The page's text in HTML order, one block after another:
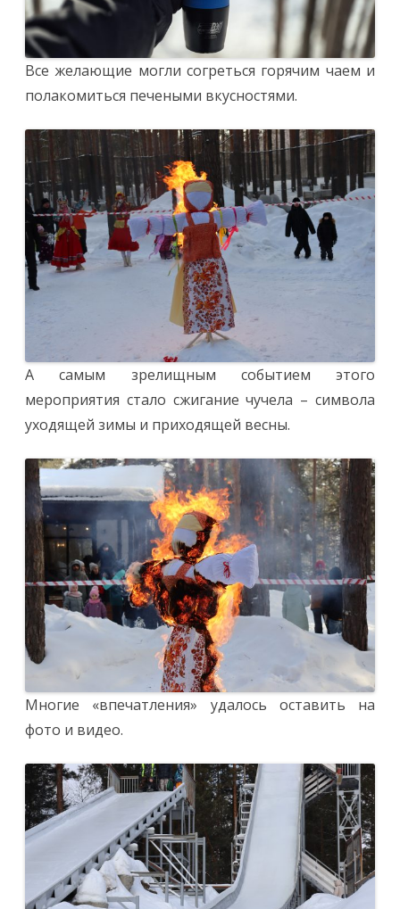
Все желающие могли согреться горячим чаем и
полакомиться печеными вкусностями.
А самым зрелищным событием этого
мероприятия стало сжигание чучела – символа
уходящей зимы и приходящей весны.
Многие «впечатления» удалось оставить на
фото и видео.